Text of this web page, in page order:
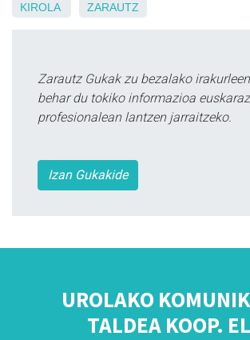
KIROLA ZARAUTZ
Zarautz Gukak zu bezalako
behar du tokiko informazioa
profesionalean lantzen jarraitzeko.
Izan Gukakide
UROLAKO
TALDEA KOOP.